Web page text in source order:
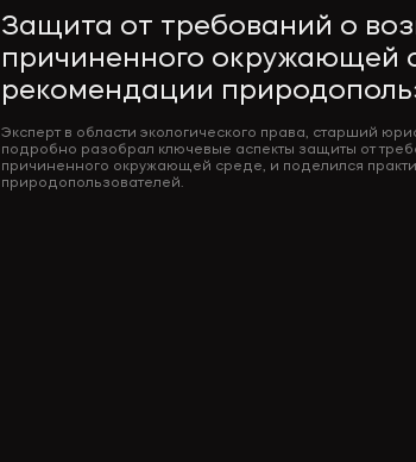
Защита от требований о
причиненного окружающей
рекомендации
Эксперт в области экологического права, старший
подробно разобрал ключевые аспекты защиты от
причиненного окружающей среде, и поделился
природопользователей.